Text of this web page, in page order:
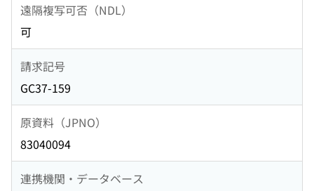
遠隔複写可否（NDL）
可
請求記号
GC37-159
原資料（JPNO）
83040094
連携機関・データベース